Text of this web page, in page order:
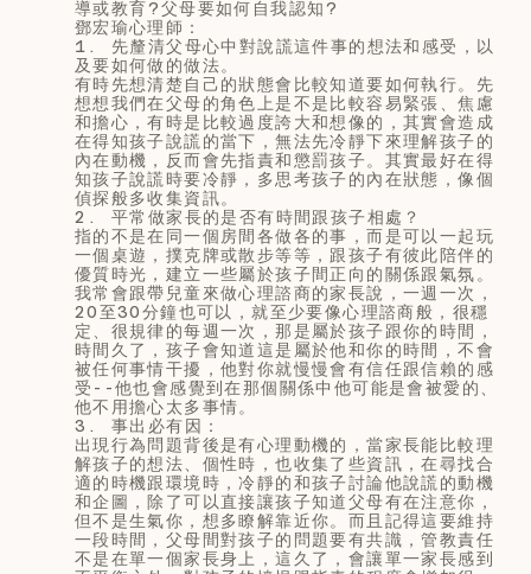
導或教育?父母要如何自我認知?
鄧宏瑜心理師：
1. 先釐清父母心中對說謊這件事的想法和感受，以
及要如何做的做法。
有時先想清楚自己的狀態會比較知道要如何執行。先
想想我們在父母的角色上是不是比較容易緊張、焦慮
和擔心，有時是比較過度誇大和想像的，其實會造成
在得知孩子說謊的當下，無法先冷靜下來理解孩子的
內在動機，反而會先指責和懲罰孩子。其實最好在得
知孩子說謊時要冷靜，多思考孩子的內在狀態，像個
偵探般多收集資訊。
2. 平常做家長的是否有時間跟孩子相處？
指的不是在同一個房間各做各的事，而是可以一起玩
一個桌遊，撲克牌或散步等等，跟孩子有彼此陪伴的
優質時光，建立一些屬於孩子間正向的關係跟氣氛。
我常會跟帶兒童來做心理諮商的家長說，一週一次，
20至30分鐘也可以，就至少要像心理諮商般，很穩
定、很規律的每週一次，那是屬於孩子跟你的時間，
時間久了，孩子會知道這是屬於他和你的時間，不會
被任何事情干擾，他對你就慢慢會有信任跟信賴的感
受--他也會感覺到在那個關係中他可能是會被愛的、
他不用擔心太多事情。
3. 事出必有因：
出現行為問題背後是有心理動機的，當家長能比較理
解孩子的想法、個性時，也收集了些資訊，在尋找合
適的時機跟環境時，冷靜的和孩子討論他說謊的動機
和企圖，除了可以直接讓孩子知道父母有在注意你，
但不是生氣你，想多瞭解靠近你。而且記得這要維持
一段時間，父母間對孩子的問題要有共識，管教責任
不是在單一個家長身上，這久了，會讓單一家長感到